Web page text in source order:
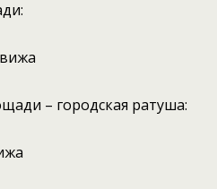
– городская ратуша: